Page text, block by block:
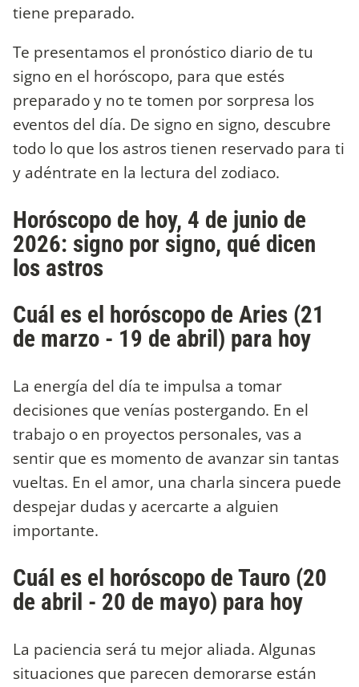
tiene preparado.
Te presentamos el pronóstico diario de tu
signo en el horóscopo, para que estés
preparado y no te tomen por sorpresa los
eventos del día. De signo en signo, descubre
todo lo que los astros tienen reservado para ti
y adéntrate en la lectura del zodiaco.
Horóscopo de hoy, 4 de junio de
2026: signo por signo, qué dicen
los astros
Cuál es el horóscopo de Aries (21
de marzo - 19 de abril) para hoy
La energía del día te impulsa a tomar
decisiones que venías postergando. En el
trabajo o en proyectos personales, vas a
sentir que es momento de avanzar sin tantas
vueltas. En el amor, una charla sincera puede
despejar dudas y acercarte a alguien
importante.
Cuál es el horóscopo de Tauro (20
de abril - 20 de mayo) para hoy
La paciencia será tu mejor aliada. Algunas
situaciones que parecen demorarse están